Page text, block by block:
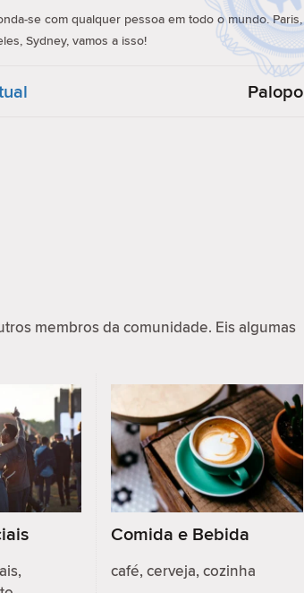
se com qualquer pessoa em todo o mundo. Paris,
Sydney, vamos a isso!
Palopo
membros da comunidade. Eis algumas
Comida e Bebida
café, cerveja, cozinha